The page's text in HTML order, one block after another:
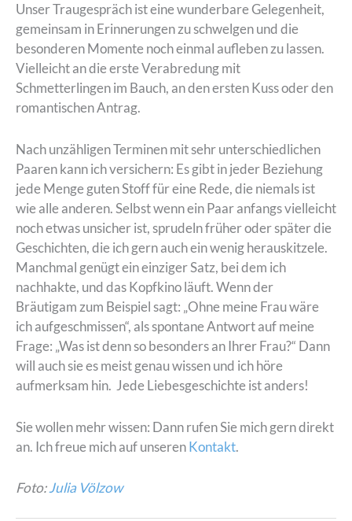
Unser Traugespräch ist eine wunderbare Gelegenheit,
gemeinsam in Erinnerungen zu schwelgen und die
besonderen Momente noch einmal aufleben zu lassen.
Vielleicht an die erste Verabredung mit
Schmetterlingen im Bauch, an den ersten Kuss oder den
romantischen Antrag.
Nach unzähligen Terminen mit sehr unterschiedlichen
Paaren kann ich versichern: Es gibt in jeder Beziehung
jede Menge guten Stoff für eine Rede, die niemals ist
wie alle anderen. Selbst wenn ein Paar anfangs vielleicht
noch etwas unsicher ist, sprudeln früher oder später die
Geschichten, die ich gern auch ein wenig herauskitzele.
Manchmal genügt ein einziger Satz, bei dem ich
nachhakte, und das Kopfkino läuft. Wenn der
Bräutigam zum Beispiel sagt: „Ohne meine Frau wäre
ich aufgeschmissen“, als spontane Antwort auf meine
Frage: „Was ist denn so besonders an Ihrer Frau?“ Dann
will auch sie es meist genau wissen und ich höre
aufmerksam hin. Jede Liebesgeschichte ist anders!
Sie wollen mehr wissen: Dann rufen Sie mich gern direkt
an. Ich freue mich auf unserenKontakt.
Foto:Julia Völzow